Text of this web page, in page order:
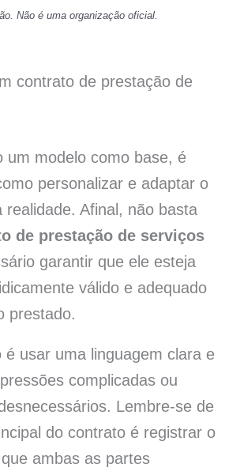
Não é uma organização oficial.
contrato de prestação de
um modelo como base, é
personalizar e adaptar o
realidade. Afinal, não basta
de prestação de serviços
garantir que ele esteja
válido e adequado
prestado.
é usar uma linguagem clara e
complicadas ou
Lembre-se de
do contrato é registrar o
ambas as partes